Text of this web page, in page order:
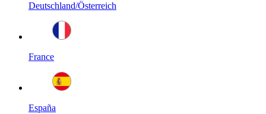
Deutschland/Österreich
France
España